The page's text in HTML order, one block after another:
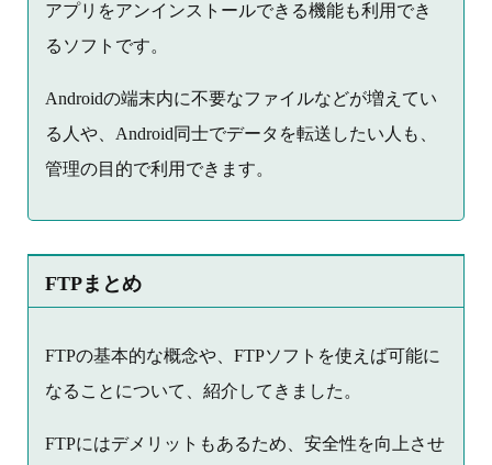
アプリをアンインストールできる機能も利用でき
るソフトです。
Androidの端末内に不要なファイルなどが増えてい
る人や、Android同士でデータを転送したい人も、
管理の目的で利用できます。
FTPまとめ
FTPの基本的な概念や、FTPソフトを使えば可能に
なることについて、紹介してきました。
FTPにはデメリットもあるため、安全性を向上させ